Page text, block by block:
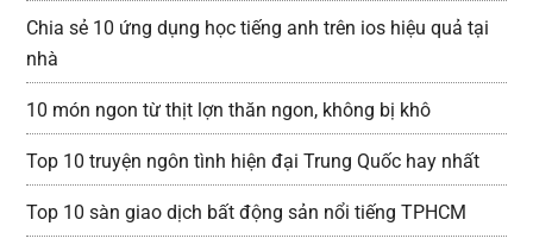
Chia sẻ 10 ứng dụng học tiếng anh trên ios hiệu quả tại
nhà
10 món ngon từ thịt lợn thăn ngon, không bị khô
Top 10 truyện ngôn tình hiện đại Trung Quốc hay nhất
Top 10 sàn giao dịch bất động sản nổi tiếng TPHCM